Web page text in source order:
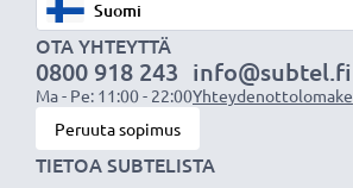
OTA YHTEYTTÄ
0800 918 243
Ma - Pe: 11:00 - 22:00
info@subtel.fi
Yhteydenottolomake
Peruuta sopimus
TIETOA SUBTELISTA